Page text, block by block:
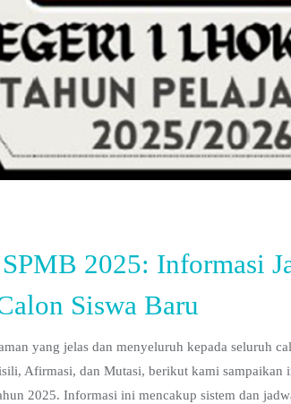
SPMB 2025: Informasi
Siswa Baru
yang jelas dan menyeluruh kepada seluruh
Afirmasi, dan Mutasi, berikut kami sampaikan
2025. Informasi ini mencakup sistem dan